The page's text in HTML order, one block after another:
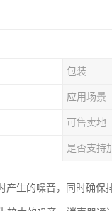
包装
应用场景
可售卖地
是否支持
生的噪音，同时确保